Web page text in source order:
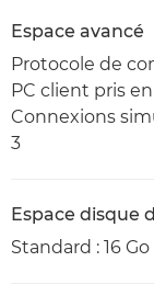
Espace avancé
Protocole de
PC client pris
Connexions
3
Espace disque
Standard : 16 Go